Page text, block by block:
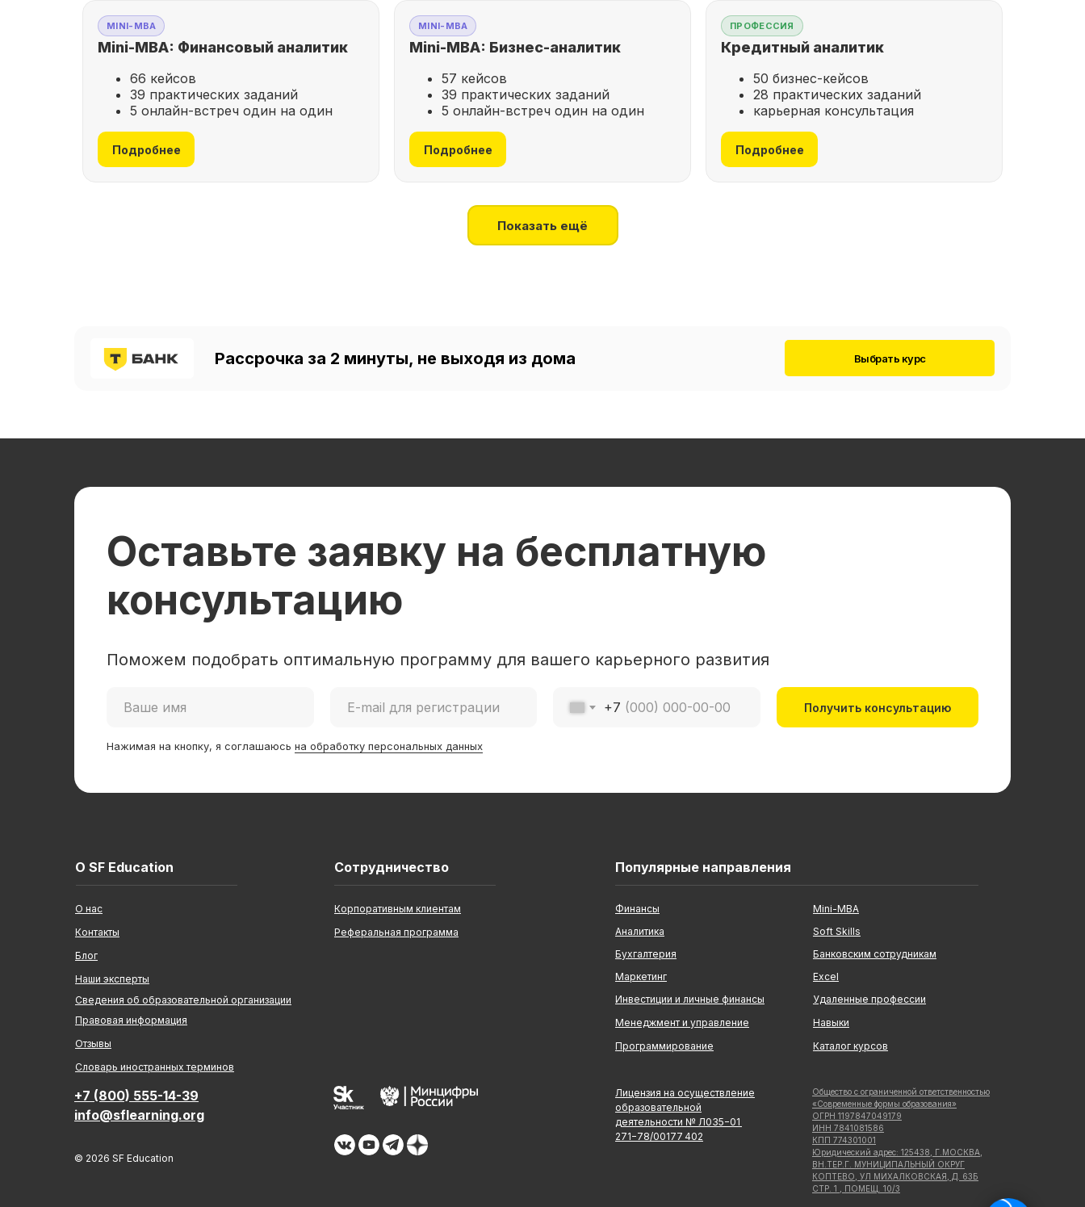
MINI-MBA
Mini-MBA: Финансовый аналитик
66 кейсов
39 практических заданий
5 онлайн-встреч один на один
Подробнее
MINI-MBA
Mini-MBA: Бизнес-аналитик
57 кейсов
39 практических заданий
5 онлайн-встреч один на один
Подробнее
ПРОФЕССИЯ
Кредитный аналитик
50 бизнес-кейсов
28 практических заданий
карьерная консультация
Подробнее
Показать ещё
Рассрочка за 2 минуты, не выходя из дома Выбрать курс
Поможем подобрать оптимальную программу для вашего карьерного развития
Оставьте заявку на бесплатную
консультацию
+7 Получить консультацию
Нажимая на кнопку, я соглашаюсь на обработку персональных данных
О SF Education Сотрудничество
Реферальная программа
Наши эксперты
Правовая информация
Корпоративным клиентам
Контакты
Блог
© 2026 SF Education
Сведения об образовательной организации
+7 (800) 555-14-39
info@sflearning.org
О нас
Лицензия на осуществление
образовательной
деятельности № Л035−01
271−78/00177 402
Общество с ограниченной ответственностью
«Современные формы образования»
ОГРН 1197847049179
ИНН 7841081586
КПП 774301001
Юридический адрес: 125438, Г.МОСКВА,
ВН.ТЕР.Г. МУНИЦИПАЛЬНЫЙ ОКРУГ
КОПТЕВО, УЛ МИХАЛКОВСКАЯ, Д. 63Б
СТР. 1 , ПОМЕЩ. 10/3
Отзывы
Cловарь иностранных терминов
Популярные направления
Маркетинг
Инвестиции и личные финансы
Менеджмент и управление
Программирование
Аналитика
Бухгалтерия
Финансы Mini-MBA
Банковским сотрудникам
Soft Skills
Каталог курсов
Навыки
Удаленные профессии
Excel